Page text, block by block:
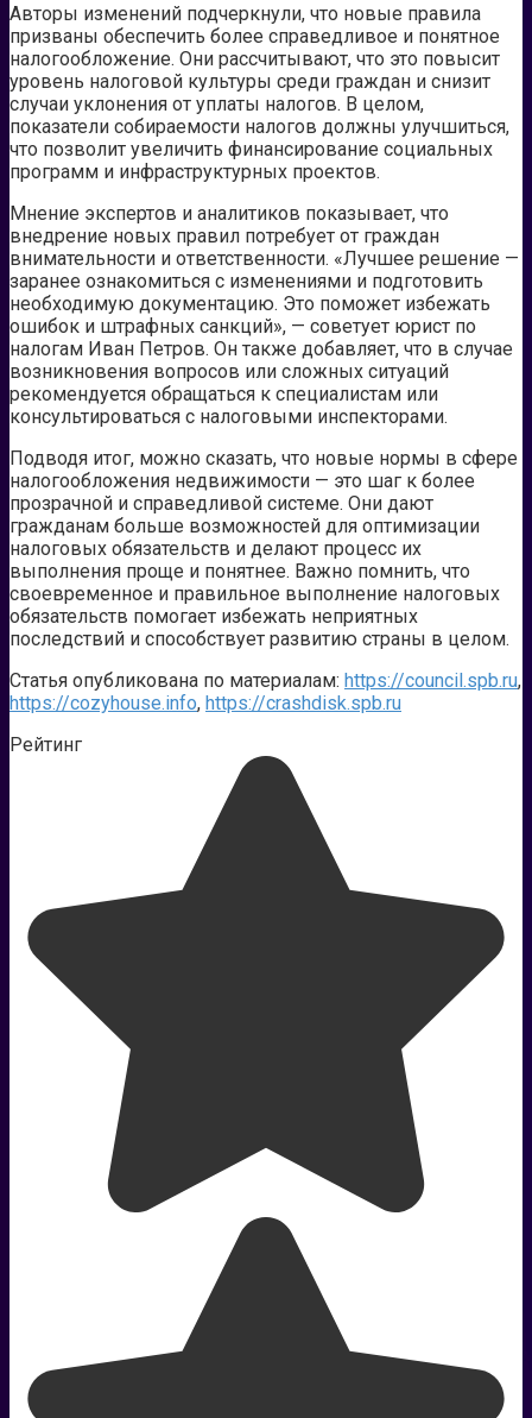
Авторы изменений подчеркнули, что новые правила
призваны обеспечить более справедливое и понятное
налогообложение. Они рассчитывают, что это повысит
уровень налоговой культуры среди граждан и снизит
случаи уклонения от уплаты налогов. В целом,
показатели собираемости налогов должны улучшиться,
что позволит увеличить финансирование социальных
программ и инфраструктурных проектов.
Мнение экспертов и аналитиков показывает, что
внедрение новых правил потребует от граждан
внимательности и ответственности. «Лучшее решение —
заранее ознакомиться с изменениями и подготовить
необходимую документацию. Это поможет избежать
ошибок и штрафных санкций», — советует юрист по
налогам Иван Петров. Он также добавляет, что в случае
возникновения вопросов или сложных ситуаций
рекомендуется обращаться к специалистам или
консультироваться с налоговыми инспекторами.
Подводя итог, можно сказать, что новые нормы в сфере
налогообложения недвижимости — это шаг к более
прозрачной и справедливой системе. Они дают
гражданам больше возможностей для оптимизации
налоговых обязательств и делают процесс их
выполнения проще и понятнее. Важно помнить, что
своевременное и правильное выполнение налоговых
обязательств помогает избежать неприятных
последствий и способствует развитию страны в целом.
Статья опубликована по материалам: https://council.spb.ru,
https://cozyhouse.info, https://crashdisk.spb.ru
Рейтинг